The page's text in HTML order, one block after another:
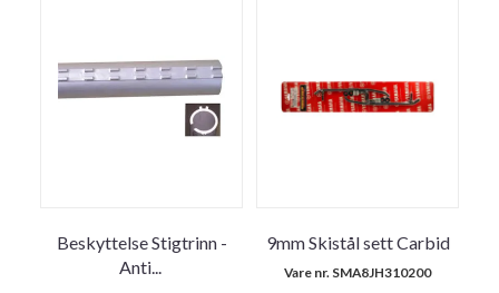
Beskyttelse Stigtrinn -
Anti...
9mm Skistål sett Carbid
Vare nr. SMA8JH310200